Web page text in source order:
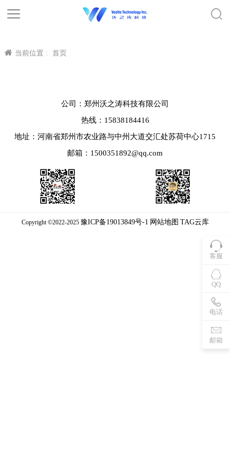
当前位置 : 首页
客服
QQ
电话
邮箱
公司：郑州沃之涛科技有限公司
热线：15838184416
地址：河南省郑州市农业路与中州大道交汇处苏荷中心1715
邮箱：1500351892@qq.com
Copyright ©2022-2025 豫ICP备19013849号-1 网站地图 TAG云库